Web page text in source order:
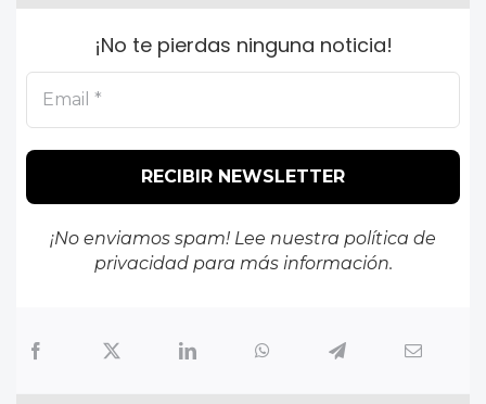
¡No te pierdas ninguna noticia!
¡No enviamos spam! Lee nuestra política de
privacidadpara más información.